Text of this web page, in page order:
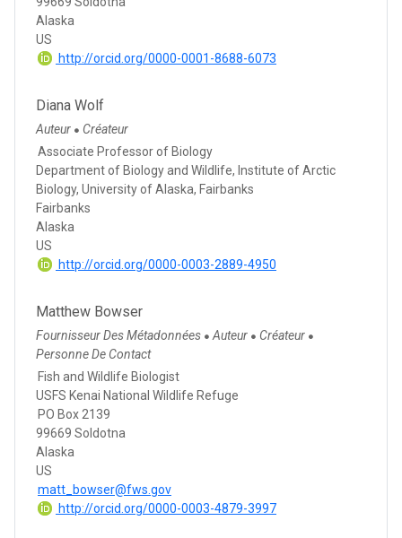
Alaska
US
http://orcid.org/0000-0001-8688-6073
Diana Wolf
Auteur ● Créateur
Associate Professor of Biology
Department of Biology and Wildlife, Institute of Arctic
Biology, University of Alaska, Fairbanks
Fairbanks
Alaska
US
http://orcid.org/0000-0003-2889-4950
Matthew Bowser
Fournisseur Des Métadonnées ● Auteur ● Créateur ●
Personne De Contact
Fish and Wildlife Biologist
USFS Kenai National Wildlife Refuge
PO Box 2139
99669 Soldotna
Alaska
US
matt_bowser@fws.gov
http://orcid.org/0000-0003-4879-3997